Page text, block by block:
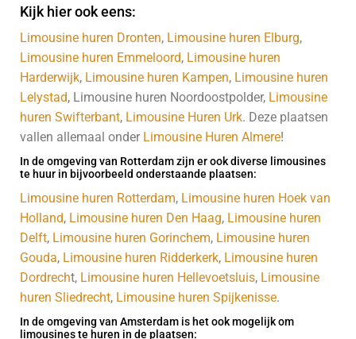
Kijk hier ook eens:
Limousine huren Dronten, Limousine huren Elburg,
Limousine huren Emmeloord, Limousine huren
Harderwijk, Limousine huren Kampen, Limousine huren
Lelystad, Limousine huren Noordoostpolder, Limousine
huren Swifterbant, Limousine Huren Urk. Deze plaatsen
vallen allemaal onder Limousine Huren Almere!
In de omgeving van Rotterdam zijn er ook diverse limousines
te huur in bijvoorbeeld onderstaande plaatsen:
Limousine huren Rotterdam, Limousine huren Hoek van
Holland, Limousine huren Den Haag, Limousine huren
Delft, Limousine huren Gorinchem, Limousine huren
Gouda, Limousine huren Ridderkerk, Limousine huren
Dordrecht, Limousine huren Hellevoetsluis, Limousine
huren Sliedrecht, Limousine huren Spijkenisse.
In de omgeving van Amsterdam is het ook mogelijk om
limousines te huren in de plaatsen: